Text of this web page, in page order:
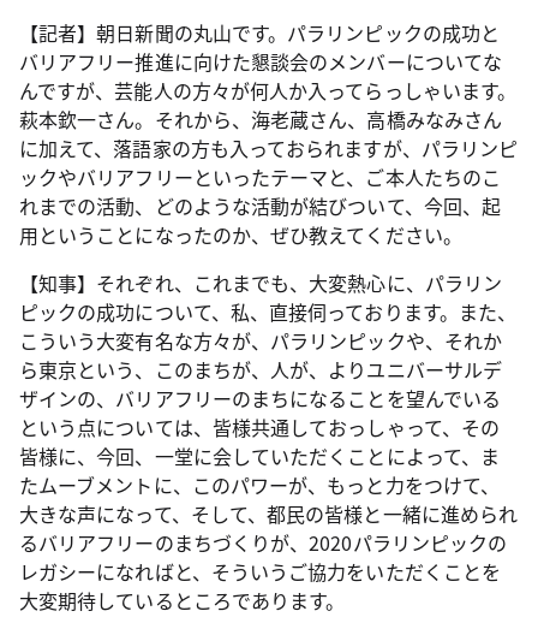
【記者】朝日新聞の丸山です。パラリンピックの成功と
バリアフリー推進に向けた懇談会のメンバーについてな
んですが、芸能人の方々が何人か入ってらっしゃいます。
萩本欽一さん。それから、海老蔵さん、高橋みなみさん
に加えて、落語家の方も入っておられますが、パラリンピ
ックやバリアフリーといったテーマと、ご本人たちのこ
れまでの活動、どのような活動が結びついて、今回、起
用ということになったのか、ぜひ教えてください。
【知事】それぞれ、これまでも、大変熱心に、パラリン
ピックの成功について、私、直接伺っております。また、
こういう大変有名な方々が、パラリンピックや、それか
ら東京という、このまちが、人が、よりユニバーサルデ
ザインの、バリアフリーのまちになることを望んでいる
という点については、皆様共通しておっしゃって、その
皆様に、今回、一堂に会していただくことによって、ま
たムーブメントに、このパワーが、もっと力をつけて、
大きな声になって、そして、都民の皆様と一緒に進められ
るバリアフリーのまちづくりが、2020パラリンピックの
レガシーになればと、そういうご協力をいただくことを
大変期待しているところであります。